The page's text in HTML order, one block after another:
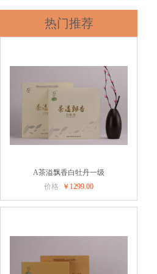
热门推荐
A茶溢飘香白牡丹一级
价格: ￥1299.00